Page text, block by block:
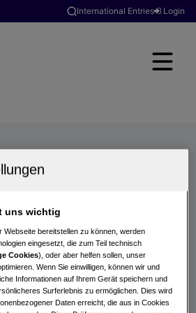
International Entries Login
uns wichtig
Webseite bereitstellen zu können, werden
eingesetzt, die zum Teil technisch
Cookies), oder aber helfen sollen, unser
Wenn Sie einwilligen, können wir und
Informationen auf Ihrem Gerät speichern und
Surferlebnis zu ermöglichen. Dies wird
Daten erreicht, die aus in Cookies